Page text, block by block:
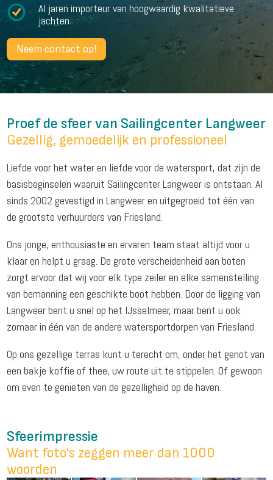
Al jaren importeur van hoogwaardig kwalitatieve
jachten
Neem contact op!
Proef de sfeer van Sailingcenter Langweer
Gezellig, gemoedelijk en professioneel
Liefde voor het water en liefde voor de watersport, dat zijn de
basisbeginselen waaruit Sailingcenter Langweer is ontstaan. Al
sinds 2002 gevestigd in Langweer en uitgegroeid tot één van
de grootste verhuurders van Friesland.
Ons jonge, enthousiaste en ervaren team staat altijd voor u
klaar en helpt u graag. De grote verscheidenheid aan boten
zorgt ervoor dat wij voor elk type zeiler en elke samenstelling
van bemanning een geschikte boot hebben. Door de ligging van
Langweer bent u snel op het IJsselmeer, maar bent u ook
zomaar in één van de andere watersportdorpen van Friesland.
Op ons gezellige terras kunt u terecht om, onder het genot van
een bakje koffie of thee, uw route uit te stippelen. Of gewoon
om even te genieten van de gezelligheid op de haven.
Sfeerimpressie
Want foto's zeggen meer dan 1000
woorden